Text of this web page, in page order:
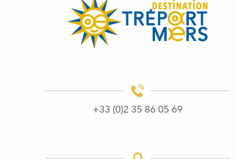
+33 (0)2 35 86 05 69